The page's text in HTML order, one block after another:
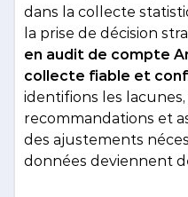
dans la collecte
la prise de décision
en audit de compte
collecte fiable et
identifions les
recommandations et
des ajustements
données deviennent